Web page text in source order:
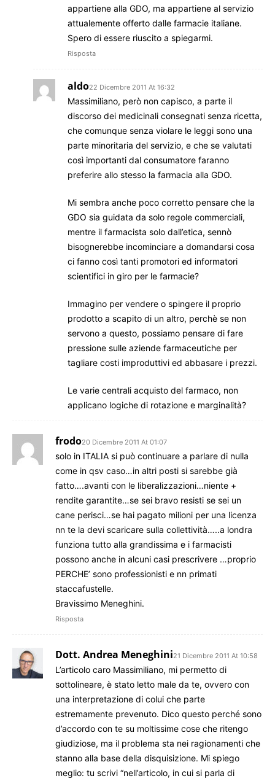
appartiene alla GDO, ma appartiene al servizio
attualemente offerto dalle farmacie italiane.
Spero di essere riuscito a spiegarmi.
Risposta
aldo22 Dicembre 2011 At 16:32
Massimiliano, però non capisco, a parte il
discorso dei medicinali consegnati senza ricetta,
che comunque senza violare le leggi sono una
parte minoritaria del servizio, e che se valutati
così importanti dal consumatore faranno
preferire allo stesso la farmacia alla GDO.
Mi sembra anche poco corretto pensare che la
GDO sia guidata da solo regole commerciali,
mentre il farmacista solo dall’etica, sennò
bisognerebbe incominciare a domandarsi cosa
ci fanno così tanti promotori ed informatori
scientifici in giro per le farmacie?
Immagino per vendere o spingere il proprio
prodotto a scapito di un altro, perchè se non
servono a questo, possiamo pensare di fare
pressione sulle aziende farmaceutiche per
tagliare costi improduttivi ed abbasare i prezzi.
Le varie centrali acquisto del farmaco, non
applicano logiche di rotazione e marginalità?
frodo20 Dicembre 2011 At 01:07
solo in ITALIA si può continuare a parlare di nulla
come in qsv caso…in altri posti si sarebbe già
fatto….avanti con le liberalizzazioni…niente +
rendite garantite…se sei bravo resisti se sei un
cane perisci…se hai pagato milioni per una licenza
nn te la devi scaricare sulla collettività…..a londra
funziona tutto alla grandissima e i farmacisti
possono anche in alcuni casi prescrivere …proprio
PERCHE’ sono professionisti e nn primati
staccafustelle.
Bravissimo Meneghini.
Risposta
Dott. Andrea Meneghini21 Dicembre 2011 At 10:58
L’articolo caro Massimiliano, mi permetto di
sottolineare, è stato letto male da te, ovvero con
una interpretazione di colui che parte
estremamente prevenuto. Dico questo perché sono
d’accordo con te su moltissime cose che ritengo
giudiziose, ma il problema sta nei ragionamenti che
stanno alla base della disquisizione. Mi spiego
meglio: tu scrivi “nell’articolo, in cui si parla di